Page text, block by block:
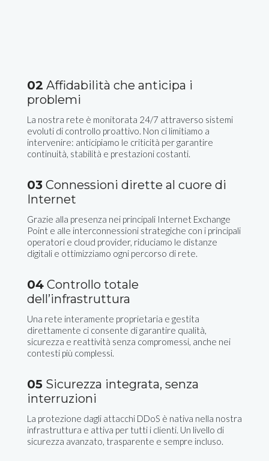
02 Affidabilità che anticipa i
problemi
La nostra rete è monitorata 24/7 attraverso sistemi
evoluti di controllo proattivo. Non ci limitiamo a
intervenire: anticipiamo le criticità per garantire
continuità, stabilità e prestazioni costanti.
03 Connessioni dirette al cuore di
Internet
Grazie alla presenza nei principali Internet Exchange
Point e alle interconnessioni strategiche con i principali
operatori e cloud provider, riduciamo le distanze
digitali e ottimizziamo ogni percorso di rete.
04 Controllo totale
dell’infrastruttura
Una rete interamente proprietaria e gestita
direttamente ci consente di garantire qualità,
sicurezza e reattività senza compromessi, anche nei
contesti più complessi.
05 Sicurezza integrata, senza
interruzioni
La protezione dagli attacchi DDoS è nativa nella nostra
infrastruttura e attiva per tutti i clienti. Un livello di
sicurezza avanzato, trasparente e sempre incluso.